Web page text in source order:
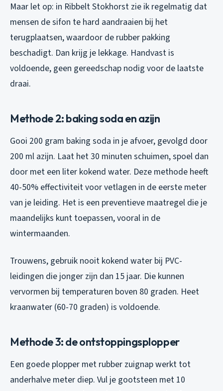
Maar let op: in Ribbelt Stokhorst zie ik regelmatig dat
mensen de sifon te hard aandraaien bij het
terugplaatsen, waardoor de rubber pakking
beschadigt. Dan krijg je lekkage. Handvast is
voldoende, geen gereedschap nodig voor de laatste
draai.
Methode 2: baking soda en azijn
Gooi 200 gram baking soda in je afvoer, gevolgd door
200 ml azijn. Laat het 30 minuten schuimen, spoel dan
door met een liter kokend water. Deze methode heeft
40-50% effectiviteit voor vetlagen in de eerste meter
van je leiding. Het is een preventieve maatregel die je
maandelijks kunt toepassen, vooral in de
wintermaanden.
Trouwens, gebruik nooit kokend water bij PVC-
leidingen die jonger zijn dan 15 jaar. Die kunnen
vervormen bij temperaturen boven 80 graden. Heet
kraanwater (60-70 graden) is voldoende.
Methode 3: de ontstoppingsplopper
Een goede plopper met rubber zuignap werkt tot
anderhalve meter diep. Vul je gootsteen met 10